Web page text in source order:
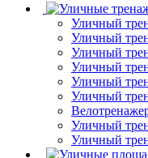
Уличный
Уличный
Уличный
Уличный
Уличный
Уличный
Уличный
Уличный